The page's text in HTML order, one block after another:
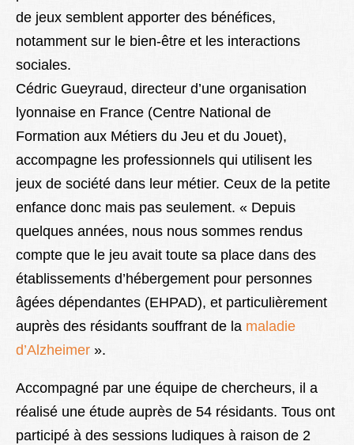
de jeux semblent apporter des bénéfices,
notamment sur le bien-être et les interactions
sociales.
Cédric Gueyraud, directeur d’une organisation
lyonnaise en France (Centre National de
Formation aux Métiers du Jeu et du Jouet),
accompagne les professionnels qui utilisent les
jeux de société dans leur métier. Ceux de la petite
enfance donc mais pas seulement. « Depuis
quelques années, nous nous sommes rendus
compte que le jeu avait toute sa place dans des
établissements d’hébergement pour personnes
âgées dépendantes (EHPAD), et particulièrement
auprès des résidants souffrant de la maladie
d’Alzheimer ».
Accompagné par une équipe de chercheurs, il a
réalisé une étude auprès de 54 résidants. Tous ont
participé à des sessions ludiques à raison de 2